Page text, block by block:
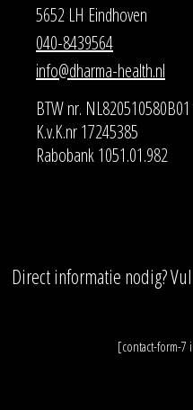
5652 LH Eindhoven
040-8439564
info@dharma-health.nl
BTW nr. NL820510580B01
K.v.K.nr 17245385
Rabobank 1051.01.982
Direct informatie nodig?
[contact-form-7